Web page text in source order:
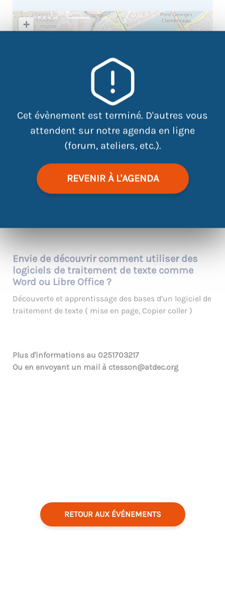
Cet évènement est terminé. D'autres vous
attendent sur notre agenda en ligne
(forum, ateliers, etc.).
REVENIR À L'AGENDA
Maison de l'emploi-Mission
locale 8, Rue Jean-Baptiste Vigier
44 400 Rezé
+
Envie de découvrir comment utiliser des
logiciels de traitement de texte comme
Word ou Libre Office ?
Découverte et apprentissage des bases d’un logiciel de
traitement de texte ( mise en page, Copier coller )
Plus d'informations au 0251703217
Ou en envoyant un mail à ctesson@atdec.org
RETOUR AUX ÉVÉNEMENTS